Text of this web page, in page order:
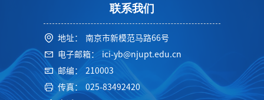
联系我们
地址：
南京市新模范马路66号
电子邮箱：
ici-yb@njupt.edu.cn
邮编：
210003
传真：
025-83492420